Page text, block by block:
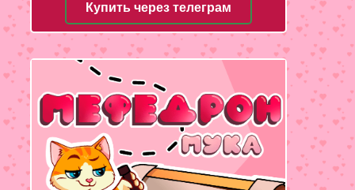
Купить через телеграм